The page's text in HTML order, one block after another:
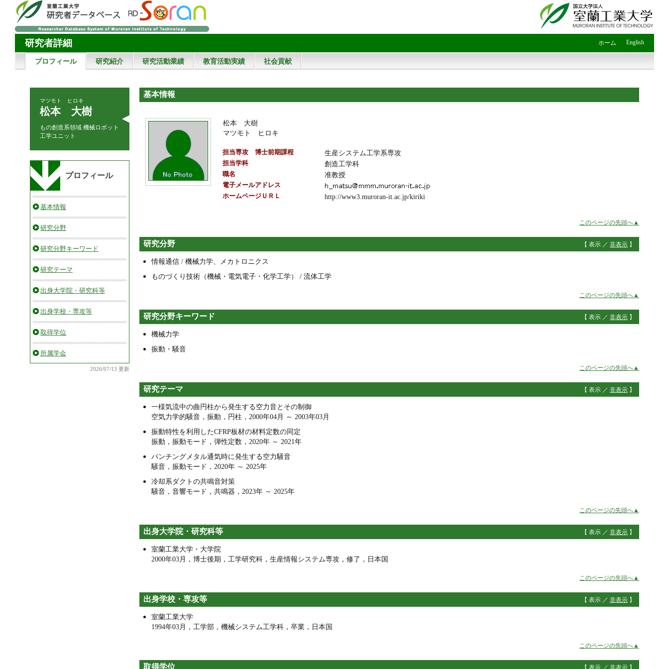
研究者詳細 ホーム English
プロフィール 研究紹介 研究活動業績 教育活動実績 社会貢献
マツモト ヒロキ
松本 大樹
もの創造系領域 機械ロボット
工学ユニット
プロフィール
基本情報
研究分野
研究分野キーワード
研究テーマ
出身大学院・研究科等
出身学校・専攻等
取得学位
所属学会
2026/07/13 更新
基本情報
松本 大樹
マツモト ヒロキ
担当専攻 博士前期課程 生産システム工学系専攻
担当学科 創造工学科
職名 准教授
電子メールアドレス
ホームページＵＲＬ
http://www3.muroran-it.ac.jp/kiriki
このページの先頭へ▲
研究分野 【 表示 ／ 非表示 】
情報通信 / 機械力学、メカトロニクス
ものづくり技術（機械・電気電子・化学工学） / 流体工学
このページの先頭へ▲
研究分野キーワード 【 表示 ／ 非表示 】
機械力学
振動・騒音
このページの先頭へ▲
研究テーマ 【 表示 ／ 非表示 】
一様気流中の曲円柱から発生する空力音とその制御
空気力学的騒音，振動，円柱，2000年04月 ～ 2003年03月
振動特性を利用したCFRP板材の材料定数の同定
振動，振動モード，弾性定数，2020年 ～ 2021年
パンチングメタル通気時に発生する空力騒音
騒音，振動モード，2020年 ～ 2025年
冷却系ダクトの共鳴音対策
騒音，音響モード，共鳴器，2023年 ～ 2025年
このページの先頭へ▲
出身大学院・研究科等 【 表示 ／ 非表示 】
室蘭工業大学・大学院
2000年03月，博士後期，工学研究科，生産情報システム専攻，修了，日本国
このページの先頭へ▲
出身学校・専攻等 【 表示 ／ 非表示 】
室蘭工業大学
1994年03月，工学部，機械システム工学科，卒業，日本国
このページの先頭へ▲
取得学位 【 表示 ／ 非表示 】